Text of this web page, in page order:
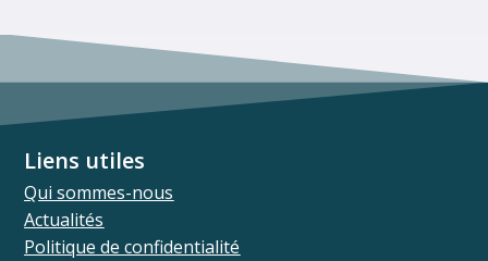
Liens utiles
Qui sommes-nous
Actualités
Politique de confidentialité